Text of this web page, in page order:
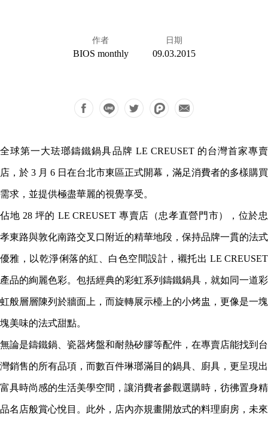
作者
BIOS monthly
日期
09.03.2015
全球第一大珐瑯鑄鐵鍋具品牌 LE CREUSET 的台灣首家專賣
店，於 3 月 6 日在台北市東區正式開幕，滿足消費者的多樣購買
需求，並提供極盡華麗的視覺享受。
佔地 28 坪的 LE CREUSET 專賣店（忠孝直營門市），位於忠
孝東路與敦化南路交叉口附近的精華地段，保持品牌一貫的法式
優雅，以乾淨俐落的紅、白色空間設計，襯托出 LE CREUSET
產品的絢麗色彩。包括經典的彩虹系列鑄鐵鍋具，就如同一道彩
虹般層層陳列於牆面上，而旋轉展示檯上的小烤盅，更像是一塊
塊美味的法式甜點。
無論是鑄鐵鍋、瓷器烤盤和耐熱矽膠等配件，在專賣店能找到台
灣銷售的所有品項，而數百件琳瑯滿目的鍋具、廚具，更呈現出
富具時尚感的生活美學空間，讓消費者參觀選購時，彷彿置身精
品名店般賞心悅目。此外，店內亦規畫開放式的料理廚房，未來